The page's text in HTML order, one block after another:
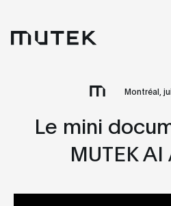
Search
Montréal,
Le mini
MUTEK